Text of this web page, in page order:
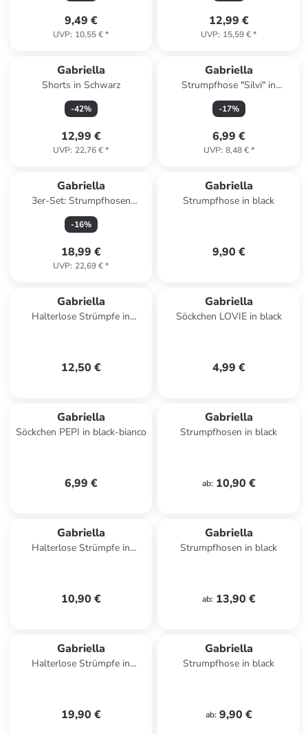
9,49 €
UVP: 10,55 €*
12,99 €
UVP: 15,59 €*
Gabriella
Shorts in Schwarz
-42%
12,99 €
UVP: 22,76 €*
Gabriella
Strumpfhose "Silvi" in
Schwarz - 20 DEN
-17%
6,99 €
UVP: 8,48 €*
Gabriella
3er-Set: Strumpfhosen
"Microfibre" in Schwarz - 50
DEN
-16%
18,99 €
UVP: 22,69 €*
Gabriella
Strumpfhose in black
9,90 €
Gabriella
Halterlose Strümpfe in
12,50 €
Gabriella
Söckchen LOVIE in black
4,99 €
Gabriella
Söckchen PEPI in black-bianco
6,99 €
Gabriella
Strumpfhosen in black
ab: 10,90 €
Gabriella
Halterlose Strümpfe in
10,90 €
Gabriella
Strumpfhosen in black
ab: 13,90 €
Gabriella
Halterlose Strümpfe in
19,90 €
Gabriella
Strumpfhose in black
ab: 9,90 €